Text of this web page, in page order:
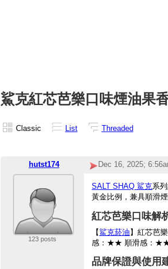
鯊克紅芯芭樂口味煙油果
Classic List Threaded
hutst174 Dec 16, 2025;
123 posts
SALT SHAQ 鯊克系
黃金比例，兼具順滑
紅芯芭樂口味解
【鯊克菸油】紅芯芭
感：★★ 順滑感：
品牌保證與使用